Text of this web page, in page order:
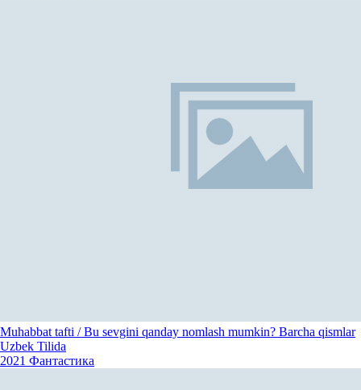
Muhabbat tafti / Bu sevgini qanday nomlash mumkin? Barcha qismlar
Uzbek Tilida
2021 Фантастика